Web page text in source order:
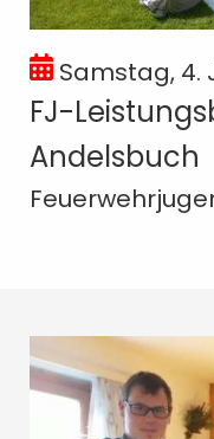
Samstag, 4.
FJ-
Andelsbuch